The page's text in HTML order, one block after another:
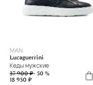
MAN
Lucaguerrini
Кеды мужские
37 900 ₽- 50 %
18 950 ₽